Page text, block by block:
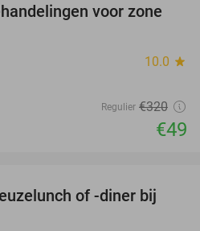
85%
voor zone
10.0 star
Regulier €320
€49
43%
of -diner bij